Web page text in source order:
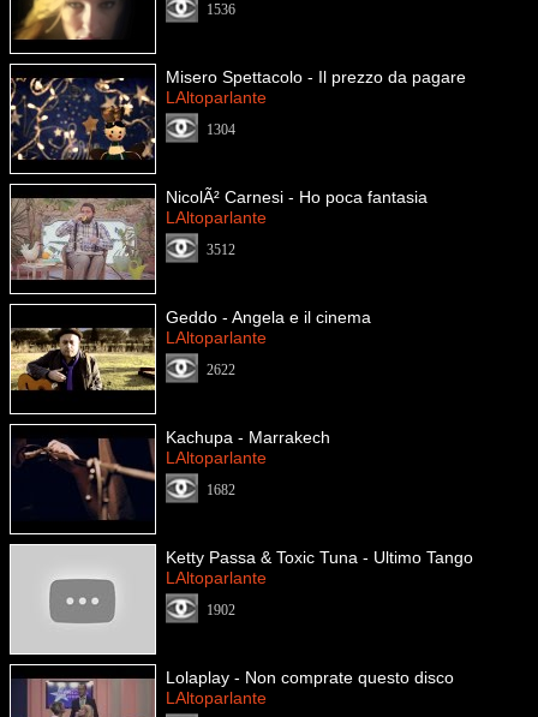
1536
Misero Spettacolo - Il prezzo da pagare
LAltoparlante
1304
NicolÃ² Carnesi - Ho poca fantasia
LAltoparlante
3512
Geddo - Angela e il cinema
LAltoparlante
2622
Kachupa - Marrakech
LAltoparlante
1682
Ketty Passa & Toxic Tuna - Ultimo Tango
LAltoparlante
1902
Lolaplay - Non comprate questo disco
LAltoparlante